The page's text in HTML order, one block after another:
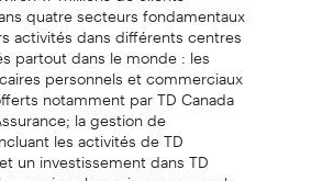
quatre secteurs fondamentaux
activités dans différents centres
partout dans le monde : les
personnels et commerciaux
notamment par TD Canada
la gestion de
les activités de TD
un investissement dans TD